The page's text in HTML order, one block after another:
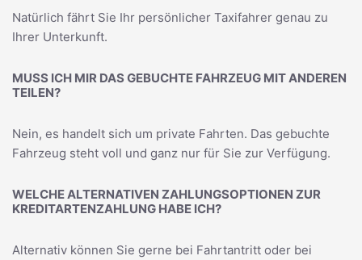
Natürlich fährt Sie Ihr persönlicher Taxifahrer genau zu
Ihrer Unterkunft.
MUSS ICH MIR DAS GEBUCHTE FAHRZEUG MIT ANDEREN
TEILEN?
Nein, es handelt sich um private Fahrten. Das gebuchte
Fahrzeug steht voll und ganz nur für Sie zur Verfügung.
WELCHE ALTERNATIVEN ZAHLUNGSOPTIONEN ZUR
KREDITARTENZAHLUNG HABE ICH?
Alternativ können Sie gerne bei Fahrtantritt oder bei